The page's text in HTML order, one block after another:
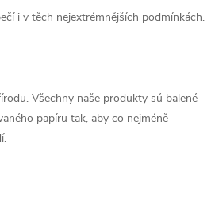
i v těch nejextrémnějších podmínkách.
Všechny naše produkty sú balené
papíru tak, aby co nejméně